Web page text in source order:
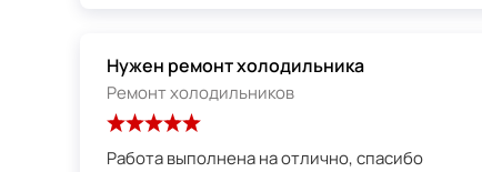
Нужен ремонт холодильника
Ремонт холодильников
Работа выполнена на отлично, спасибо